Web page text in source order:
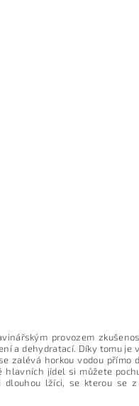
provozem
a dehydratací. Díky tomu je
zalévá horkou vodou přímo
hlavních jídel si můžete
dlouhou lžíci, se kterou se